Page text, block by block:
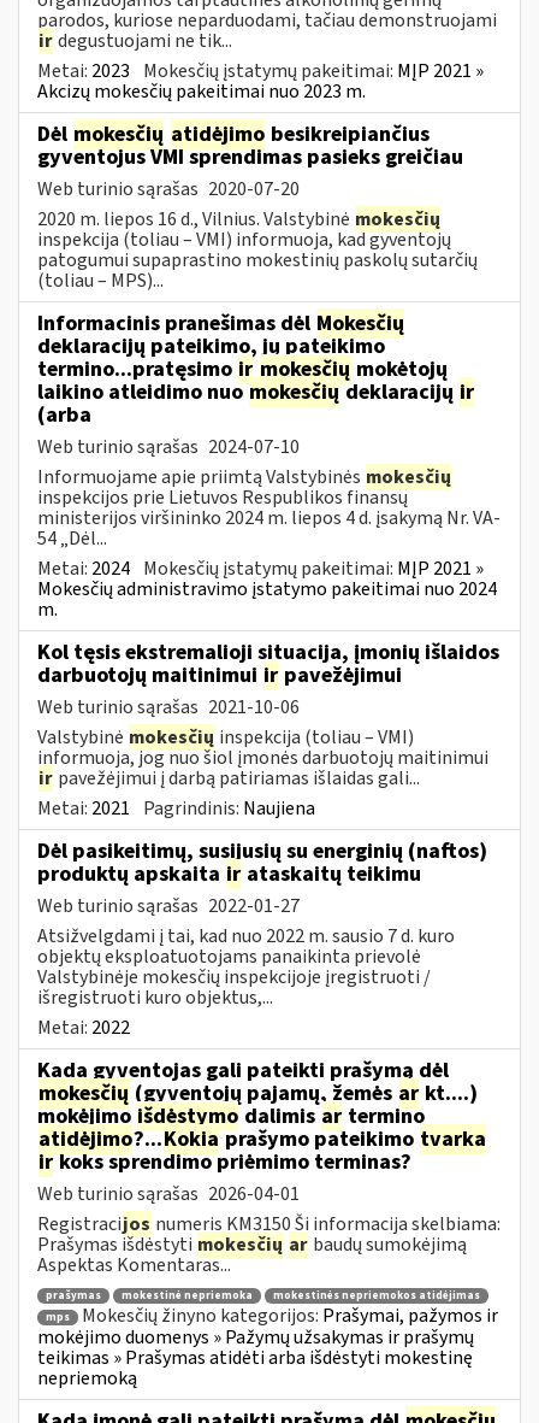
parodos, kuriose neparduodami, tačiau demonstruojami
irdegustuojami ne tik...
Metai: 2023 Mokesčių įstatymų pakeitimai: MĮP 2021 »
Akcizų mokesčių pakeitimai nuo 2023 m.
Dėl mokesčių atidėjimo besikreipiančius
gyventojus VMI sprendimas pasieks greičiau
Web turinio sąrašas 2020-07-20
2020 m. liepos 16 d., Vilnius. Valstybinė mokesčių
inspekcija (toliau – VMI) informuoja, kad gyventojų
patogumui supaprastino mokestinių paskolų sutarčių
(toliau – MPS)...
Informacinis pranešimas dėl Mokesčių
deklaracijų pateikimo, jų pateikimo
termino...pratęsimo ir mokesčių mokėtojų
laikino atleidimo nuomokesčiųdeklaracijų ir
(arba
Web turinio sąrašas 2024-07-10
Informuojame apie priimtą Valstybinės mokesčių
inspekcijos prie Lietuvos Respublikos finansų
ministerijos viršininko 2024 m. liepos 4 d. įsakymą Nr. VA-
54 „Dėl...
Metai: 2024 Mokesčių įstatymų pakeitimai: MĮP 2021 »
Mokesčių administravimo įstatymo pakeitimai nuo 2024
m.
Kol tęsis ekstremalioji situacija, įmonių išlaidos
darbuotojų maitinimui ir pavežėjimui
Web turinio sąrašas 2021-10-06
Valstybinė mokesčių inspekcija (toliau – VMI)
informuoja, jog nuo šiol įmonės darbuotojų maitinimui
ir pavežėjimui į darbą patiriamas išlaidas gali...
Metai: 2021 Pagrindinis: Naujiena
Dėl pasikeitimų, susijusių su energinių (naftos)
produktų apskaita ir ataskaitų teikimu
Web turinio sąrašas 2022-01-27
Atsižvelgdami į tai, kad nuo 2022 m. sausio 7 d. kuro
objektų eksploatuotojams panaikinta prievolė
Valstybinėje mokesčių inspekcijoje įregistruoti /
išregistruoti kuro objektus,...
Metai: 2022
Kada gyventojas gali pateikti prašymą dėl
mokesčių (gyventojų pajamų, žemės ar kt....)
mokėjimo išdėstymo dalimis ar termino
atidėjimo?...Kokiaprašymo pateikimo tvarka
irkoks sprendimo priėmimo terminas?
Web turinio sąrašas 2026-04-01
Registracijos numeris KM3150 Ši informacija skelbiama:
Prašymas išdėstyti mokesčių ar baudų sumokėjimą
Aspektas Komentaras...
prašymas mokestinė nepriemoka
mokestinės nepriemokos atidėjimas
mps
Mokesčių žinyno kategorijos: Prašymai, pažymos ir
mokėjimo duomenys » Pažymų užsakymas ir prašymų
teikimas » Prašymas atidėti arba išdėstyti mokestinę
nepriemoką